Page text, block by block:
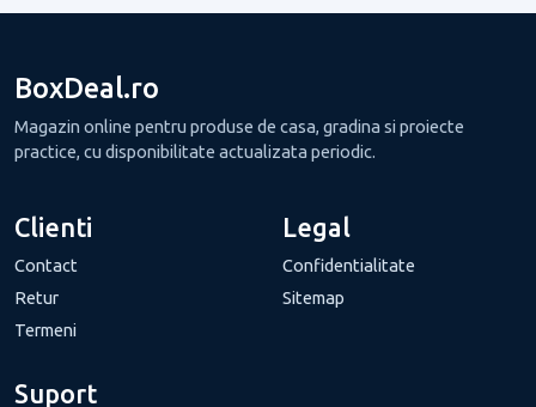
BoxDeal.ro
Magazin online pentru produse de casa, gradina si proiecte
practice, cu disponibilitate actualizata periodic.
Clienti
Contact
Retur
Termeni
Legal
Confidentialitate
Sitemap
Suport